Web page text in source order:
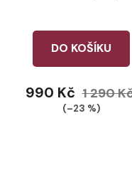
DO KOŠÍKU
990 Kč 1 290
(–23 %)